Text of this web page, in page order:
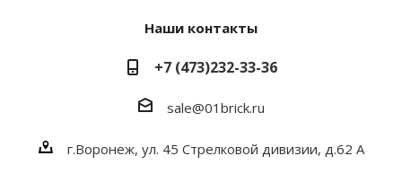
Наши контакты
+7 (473)232-33-36
sale@01brick.ru
г.Воронеж, ул. 45 Стрелковой дивизии, д.62 А